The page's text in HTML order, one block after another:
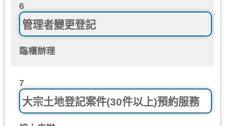
6
管理者變更登記
臨櫃辦理
7
大宗土地登記案件(30件以上)預約服務